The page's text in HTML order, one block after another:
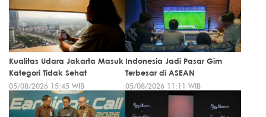
Kualitas Udara Jakarta Masuk
Kategori Tidak Sehat
05/08/2026 15:45 WIB
Indonesia Jadi Pasar Gim
Terbesar di ASEAN
05/08/2026 11:11 WIB